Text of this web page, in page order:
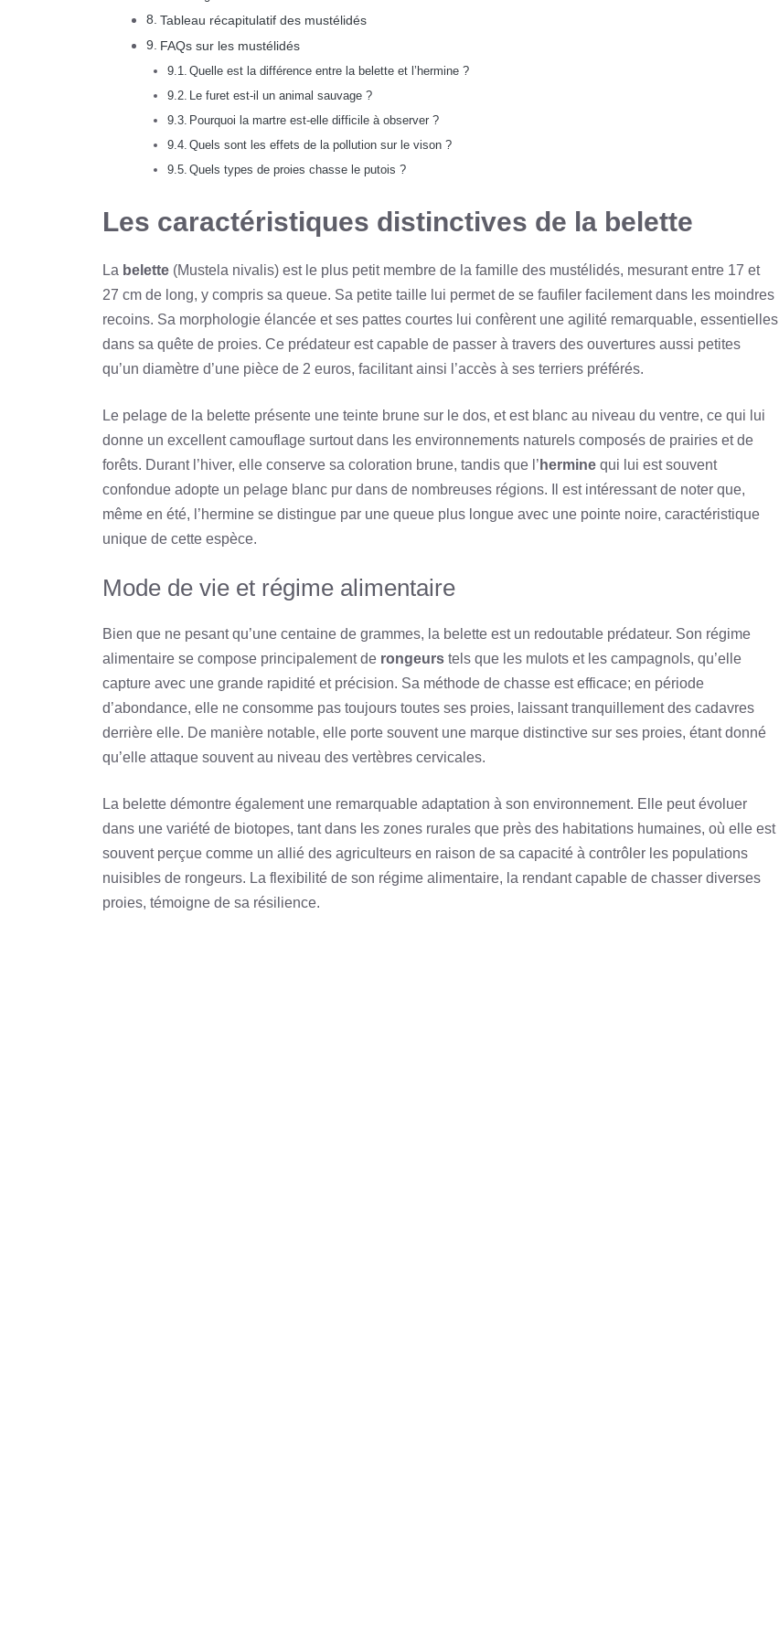
Tableau récapitulatif des mustélidés
FAQs sur les mustélidés
Quelle est la différence entre la belette et l’hermine ?
Le furet est-il un animal sauvage ?
Pourquoi la martre est-elle difficile à observer ?
Quels sont les effets de la pollution sur le vison ?
Quels types de proies chasse le putois ?
Les caractéristiques distinctives de la belette
La belette (Mustela nivalis) est le plus petit membre de la famille des mustélidés, mesurant entre 17 et
27 cm de long, y compris sa queue. Sa petite taille lui permet de se faufiler facilement dans les moindres
recoins. Sa morphologie élancée et ses pattes courtes lui confèrent une agilité remarquable, essentielles
dans sa quête de proies. Ce prédateur est capable de passer à travers des ouvertures aussi petites
qu’un diamètre d’une pièce de 2 euros, facilitant ainsi l’accès à ses terriers préférés.
Le pelage de la belette présente une teinte brune sur le dos, et est blanc au niveau du ventre, ce qui lui
donne un excellent camouflage surtout dans les environnements naturels composés de prairies et de
forêts. Durant l’hiver, elle conserve sa coloration brune, tandis que l’ hermine qui lui est souvent
confondue adopte un pelage blanc pur dans de nombreuses régions. Il est intéressant de noter que,
même en été, l’hermine se distingue par une queue plus longue avec une pointe noire, caractéristique
unique de cette espèce.
Mode de vie et régime alimentaire
Bien que ne pesant qu’une centaine de grammes, la belette est un redoutable prédateur. Son régime
alimentaire se compose principalement de rongeurs tels que les mulots et les campagnols, qu’elle
capture avec une grande rapidité et précision. Sa méthode de chasse est efficace; en période
d’abondance, elle ne consomme pas toujours toutes ses proies, laissant tranquillement des cadavres
derrière elle. De manière notable, elle porte souvent une marque distinctive sur ses proies, étant donné
qu’elle attaque souvent au niveau des vertèbres cervicales.
La belette démontre également une remarquable adaptation à son environnement. Elle peut évoluer
dans une variété de biotopes, tant dans les zones rurales que près des habitations humaines, où elle est
souvent perçue comme un allié des agriculteurs en raison de sa capacité à contrôler les populations
nuisibles de rongeurs. La flexibilité de son régime alimentaire, la rendant capable de chasser diverses
proies, témoigne de sa résilience.